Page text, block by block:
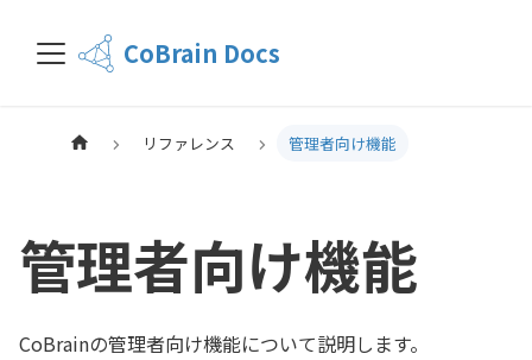
CoBrain Docs
リファレンス 管理者向け機能
管理者向け機能
CoBrainの管理者向け機能について説明します。